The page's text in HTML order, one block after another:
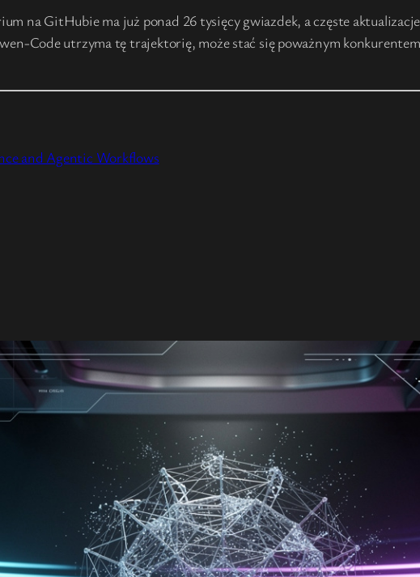
na GitHubie ma już ponad 26 tysięcy gwiazdek, a częste
Code utrzyma tę trajektorię, może stać się poważnym
and Agentic Workflows